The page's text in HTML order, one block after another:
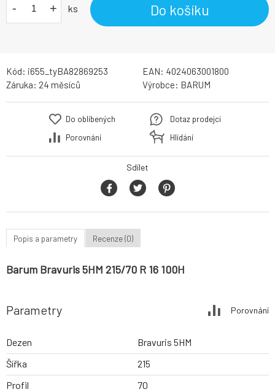
- + ks Do košíku
Kód: i655_tyBA82869253 EAN: 4024063001800
Záruka: 24 měsíců Výrobce: BARUM
Do oblíbených
Porovnání
Dotaz prodejci
Hlídání
Sdílet
Popis a parametry Recenze (0)
Barum Bravuris 5HM 215/70 R 16 100H
Parametry Porovnání
Dezen
Bravuris 5HM
Šířka
215
Profil
70